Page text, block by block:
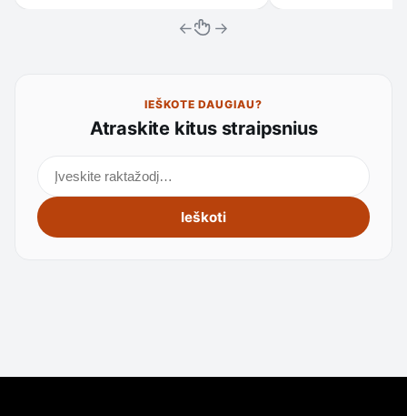
← →
IEŠKOTE DAUGIAU?
Atraskite kitus straipsnius
Ieškoti